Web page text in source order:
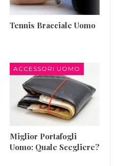
Tennis Bracciale Uomo
ACCESSORI UOMO
Miglior Portafogli
Uomo: Quale Scegliere?